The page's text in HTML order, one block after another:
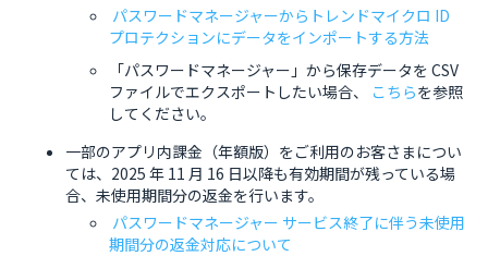
パスワードマネージャーからトレンドマイクロ ID
プロテクションにデータをインポートする方法
「パスワードマネージャー」から保存データを CSV
ファイルでエクスポートしたい場合、
こちらを参照
してください。
一部のアプリ内課金（年額版）をご利用のお客さまについ
ては、2025 年 11 月 16 日以降も有効期間が残っている場
合、未使用期間分の返金を行います。
パスワードマネージャー サービス終了に伴う未使用
期間分の返金対応について